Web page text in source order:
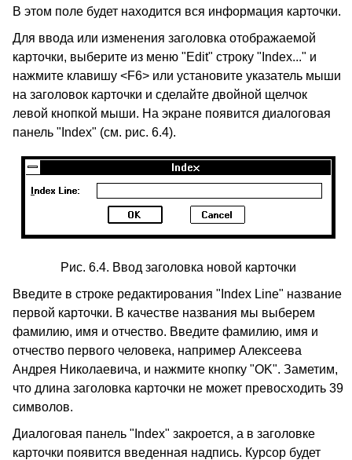
В этом поле будет находится вся информация карточки.
Для ввода или изменения заголовка отображаемой
карточки, выберите из меню "Edit" строку "Index..." и
нажмите клавишу <F6> или установите указатель мыши
на заголовок карточки и сделайте двойной щелчок
левой кнопкой мыши. На экране появится диалоговая
панель "Index" (см. рис. 6.4).
Рис. 6.4. Ввод заголовка новой карточки
Введите в строке редактирования "Index Line" название
первой карточки. В качестве названия мы выберем
фамилию, имя и отчество. Введите фамилию, имя и
отчество первого человека, например Алексеева
Андрея Николаевича, и нажмите кнопку "OK". Заметим,
что длина заголовка карточки не может превосходить 39
символов.
Диалоговая панель "Index" закроется, а в заголовке
карточки появится введенная надпись. Курсор будет